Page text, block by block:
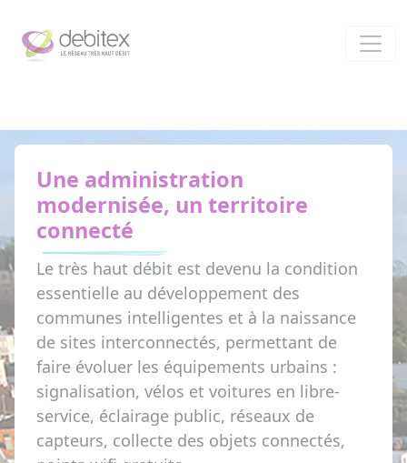
Une administration
modernisée, un territoire
connecté
Le très haut débit est devenu la condition
essentielle au développement des
communes intelligentes et à la naissance
de sites interconnectés, permettant de
faire évoluer les équipements urbains :
signalisation, vélos et voitures en libre-
service, éclairage public, réseaux de
capteurs, collecte des objets connectés,